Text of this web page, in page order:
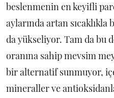
beslenmenin en keyifli
aylarında artan
da yükseliyor. Tam da bu
oranına sahip mevsim
bir alternatif sunmuyor,
mineraller ve